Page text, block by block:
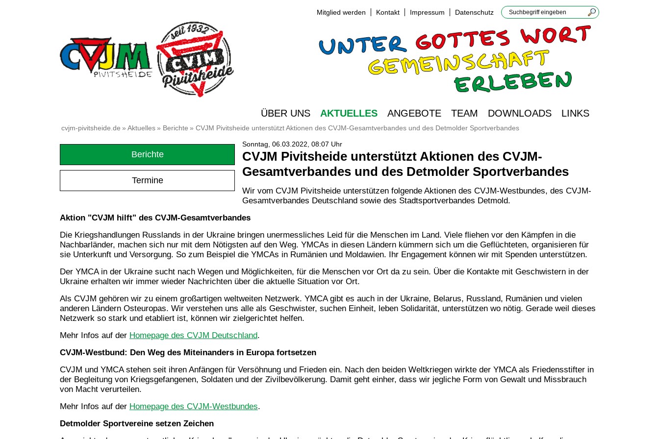
Mitglied werden Kontakt Impressum Datenschutz
ÜBER UNS AKTUELLES ANGEBOTE TEAM DOWNLOADS LINKS
» CVJM Pivitsheide unterstützt Aktionen des CVJM-Gesamtverbandes und des Detmolder Sportverbandes
» Berichte
» Aktuelles
cvjm-pivitsheide.de
Berichte
Termine
Sonntag, 06.03.2022, 08:07 Uhr
CVJM Pivitsheide unterstützt Aktionen des CVJM-
Gesamtverbandes und des Detmolder Sportverbandes
Wir vom CVJM Pivitsheide unterstützen folgende Aktionen des CVJM-Westbundes, des CVJM-
Gesamtverbandes Deutschland sowie des Stadtsportverbandes Detmold.
Aktion "CVJM hilft" des CVJM-Gesamtverbandes
Die Kriegshandlungen Russlands in der Ukraine bringen unermessliches Leid für die Menschen im Land. Viele fliehen vor den Kämpfen in die
Nachbar­länder, machen sich nur mit dem Nötigsten auf den Weg. YMCAs in diesen Ländern kümmern sich um die Geflüchteten, organisieren für
sie Unterkunft und Versorgung. So zum Beispiel die YMCAs in Rumänien und Moldawien. Ihr Engagement können wir mit Spenden unterstützen.
Der YMCA in der Ukraine sucht nach Wegen und Möglichkeiten, für die Menschen vor Ort da zu sein. Über die Kontakte mit Geschwistern in der
Ukraine erhalten wir immer wieder Nachrichten über die aktuelle Situation vor Ort.
Als CVJM gehören wir zu einem großartigen weltweiten Netzwerk. YMCA gibt es auch in der Ukraine, Belarus, Russland, Rumänien und vielen
anderen Ländern Osteuropas. Wir verstehen uns alle als Geschwister, suchen Einheit, leben Solidarität, unterstützen wo nötig. Gerade weil dieses
Netzwerk so stark und etabliert ist, können wir zielgerichtet helfen.
Mehr Infos auf der Homepage des CVJM Deutschland.
CVJM-Westbund: Den Weg des Miteinanders in Europa fortsetzen
CVJM und YMCA stehen seit ihren Anfängen für Versöhnung und Frieden ein. Nach den beiden Weltkriegen wirkte der YMCA als Friedensstifter in
der Begleitung von Kriegsgefangenen, Soldaten und der Zivilbevölkerung. Damit geht einher, dass wir jegliche Form von Gewalt und Missbrauch
von Macht verurteilen.
Mehr Infos auf der Homepage des CVJM-Westbundes.
Detmolder Sportvereine setzen Zeichen